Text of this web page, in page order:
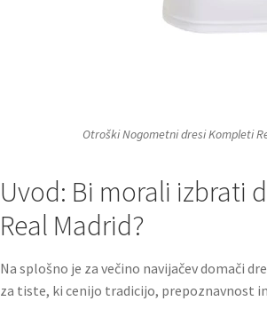
Otroški Nogometni dresi Kompleti
Uvod: Bi morali izbrati
Real Madrid?
Na splošno je za večino navijačev domači
za tiste, ki cenijo tradicijo, prepoznavnost